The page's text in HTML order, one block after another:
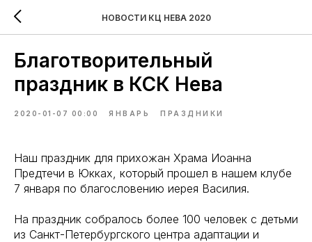
НОВОСТИ КЦ НЕВА 2020
Благотворительный
праздник в КСК Нева
2020-01-07 00:00 ЯНВАРЬ ПРАЗДНИКИ
Наш праздник для прихожан Храма Иоанна
Предтечи в Юкках, который прошел в нашем клубе
7 января по благословению иерея Василия.
На праздник собралось более 100 человек с детьми
из Санкт-Петербургского центра адаптации и